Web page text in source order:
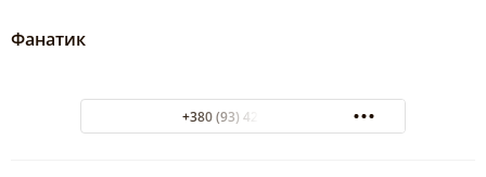
Фанатик
+380 (93) 428-49-29